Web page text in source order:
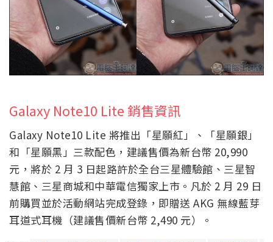
Galaxy Note10 Lite 銷售資訊
Galaxy Note10 Lite 將推出「星願紅」、「星願銀」
和「星願黑」三款配色，建議售價為新台幣 20,990
元，將於 2 月 3 日起路許於全台三星體驗館、三星智
慧館、三星商城和中華電信獨家上市。凡於 2 月 29 日
前購買並於活動網站完成登錄，即贈送 AKG 無線藍芽
耳道式耳機（建議售價新台幣 2,490 元）。